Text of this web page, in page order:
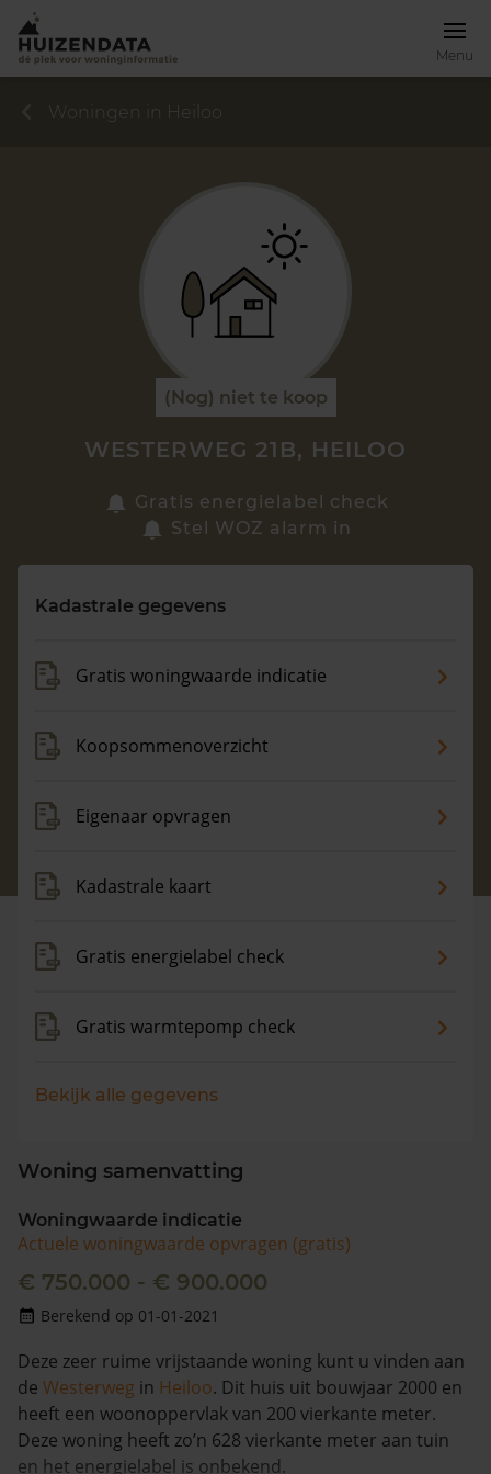
Menu
Zoek een woning
Maandag t/m vrijdag - 08:00 -18:00
Woningen in Heiloo
(Nog) niet te koop
WESTERWEG 21B, HEILOO
Gratis energielabel check
Stel WOZ alarm in
Kadastrale gegevens
Gratis woningwaarde indicatie
Koopsommenoverzicht
Eigenaar opvragen
Kadastrale kaart
Gratis energielabel check
Gratis warmtepomp check
Bekijk alle gegevens
Woning samenvatting
Woningwaarde indicatie
Actuele woningwaarde opvragen (gratis)
€ 750.000 - € 900.000
Berekend op 01-01-2021
Deze zeer ruime vrijstaande woning kunt u vinden aan
de Westerweg in Heiloo. Dit huis uit bouwjaar 2000 en
heeft een woonoppervlak van 200 vierkante meter.
Deze woning heeft zo’n 628 vierkante meter aan tuin
en het energielabel is onbekend.